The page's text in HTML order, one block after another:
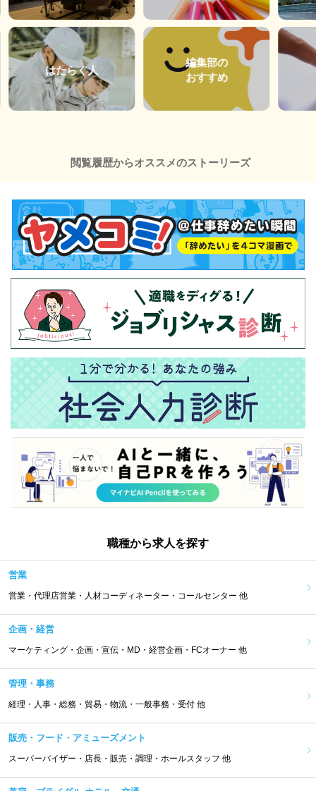
はたらく人
編集部の
おすすめ
閲覧履歴からオススメのストーリーズ
職種から求人を探す
営業
営業・代理店営業・人材コーディネーター・コールセンター 他
企画・経営
マーケティング・企画・宣伝・MD・経営企画・FCオーナー 他
管理・事務
経理・人事・総務・貿易・物流・一般事務・受付 他
販売・フード・アミューズメント
スーパーバイザー・店長・販売・調理・ホールスタッフ 他